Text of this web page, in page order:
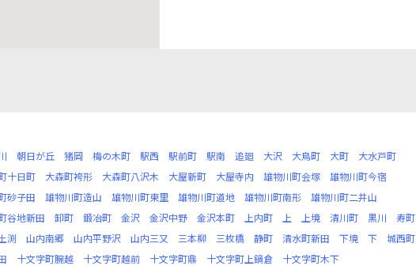
朝日が丘 猪岡 梅の木町 駅西 駅前町 駅南 追廻 大沢 大鳥町 大町
大水戸町
十日町 大森町袴形 大森町八沢木 大屋新町 大屋寺内 雄物川町会塚
雄物川町今宿
砂子田 雄物川町造山 雄物川町東里 雄物川町道地 雄物川町南形
雄物川町二井山
谷地新田 卸町 鍛冶町 金沢 金沢中野 金沢本町 上内町 上 上境 清川町 黒川
寿町
渕 山内南郷 山内平野沢 山内三又 三本柳 三枚橋 静町 清水町新田 下境 下
城西町
十文字町腕越 十文字町越前 十文字町鼎 十文字町上鍋倉
十文字町木下